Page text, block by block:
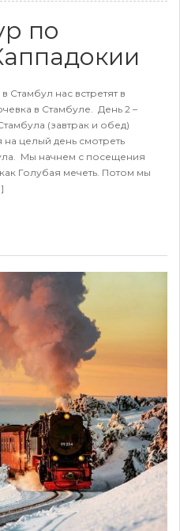
по
Стамбул нас встретят в
в Стамбуле. День 2 –
(завтрак и обед)
целый день смотреть
Мы начнем с посещения
Голубая мечеть. Потом мы